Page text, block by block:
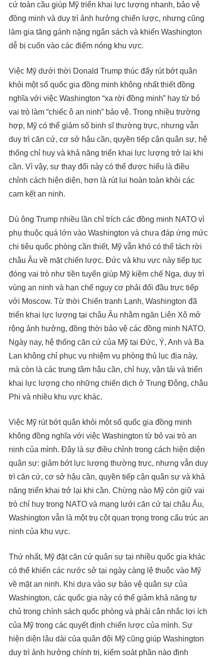
cứ toàn cầu giúp Mỹ triển khai lực lượng nhanh, bảo vệ
đồng minh và duy trì ảnh hưởng chiến lược, nhưng cũng
làm gia tăng gánh nặng ngân sách và khiến Washington
dễ bị cuốn vào các điểm nóng khu vực.
Việc Mỹ dưới thời Donald Trump thúc đẩy rút bớt quân
khỏi một số quốc gia đồng minh không nhất thiết đồng
nghĩa với việc Washington “xa rời đồng minh” hay từ bỏ
vai trò làm “chiếc ô an ninh” bảo vệ. Trong nhiều trường
hợp, Mỹ có thể giảm số binh sĩ thường trực, nhưng vẫn
duy trì căn cứ, cơ sở hậu cần, quyền tiếp cận quân sự, hệ
thống chỉ huy và khả năng triển khai lực lượng trở lại khi
cần. Vì vậy, sự thay đổi này có thể được hiểu là điều
chỉnh cách hiện diện, hơn là rút lui hoàn toàn khỏi các
cam kết an ninh.
Dù ông Trump nhiều lần chỉ trích các đồng minh NATO vì
phụ thuộc quá lớn vào Washington và chưa đáp ứng mức
chi tiêu quốc phòng cần thiết, Mỹ vẫn khó có thể tách rời
châu Âu về mặt chiến lược. Đức và khu vực này tiếp tục
đóng vai trò như tiền tuyến giúp Mỹ kiềm chế Nga, duy trì
vùng an ninh và hạn chế nguy cơ phải đối đầu trực tiếp
với Moscow. Từ thời Chiến tranh Lạnh, Washington đã
triển khai lực lượng tại châu Âu nhằm ngăn Liên Xô mở
rộng ảnh hưởng, đồng thời bảo vệ các đồng minh NATO.
Ngày nay, hệ thống căn cứ của Mỹ tại Đức, Ý, Anh và Ba
Lan không chỉ phục vụ nhiệm vụ phòng thủ lục địa này,
mà còn là các trung tâm hậu cần, chỉ huy, vận tải và triển
khai lực lượng cho những chiến dịch ở Trung Đông, châu
Phi và nhiều khu vực khác.
Việc Mỹ rút bớt quân khỏi một số quốc gia đồng minh
không đồng nghĩa với việc Washington từ bỏ vai trò an
ninh của mình. Đây là sự điều chỉnh trong cách hiện diện
quân sự: giảm bớt lực lượng thường trực, nhưng vẫn duy
trì căn cứ, cơ sở hậu cần, quyền tiếp cận quân sự và khả
năng triển khai trở lại khi cần. Chừng nào Mỹ còn giữ vai
trò chỉ huy trong NATO và mạng lưới căn cứ tại châu Âu,
Washington vẫn là một trụ cột quan trọng trong cấu trúc an
ninh của khu vực.
Thứ nhất, Mỹ đặt căn cứ quân sự tại nhiều quốc gia khác
có thể khiến các nước sở tại ngày càng lệ thuộc vào Mỹ
về mặt an ninh. Khi dựa vào sự bảo vệ quân sự của
Washington, các quốc gia này có thể giảm khả năng tự
chủ trong chính sách quốc phòng và phải cân nhắc lợi ích
của Mỹ trong các quyết định chiến lược của mình. Sự
hiện diện lâu dài của quân đội Mỹ cũng giúp Washington
duy trì ảnh hưởng chính trị, kiểm soát phần nào định